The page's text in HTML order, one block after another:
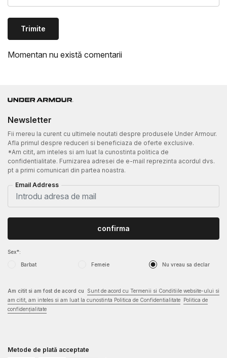
Trimite
Momentan nu există comentarii
Newsletter
Fii mereu la curent cu ultimele noutati despre produsele Under Armour.
Afla primul despre reduceri si beneficiaza de oferte exclusive.
*Am citit, am inteles si am luat la cunostinta politica de
confidentialitate. Furnizarea adresei de e-mail reprezinta acordul dvs.
pt a primi comunicari din partea noastra.
Email Address
Sex*:
Barbat Femeie Nu vreau sa declar
confirma
Am citit si am fost de acord cu
Sunt de acord cu Termenii si Conditiile website-ului si
am citit, am inteles si am luat la cunostinta Politica de Confidentialitate
Politica de
confidențialitate
Metode de plată acceptate